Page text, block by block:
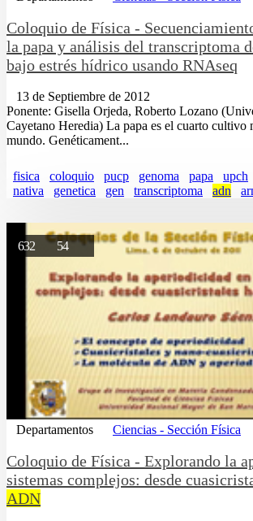
Coloquio de Física -
la papa y análisis del transcriptoma
bajo estrés hídrico usando RNAseq
13 de Septiembre de 2012
Ponente: Gisella Orjeda, Roberto Lozano
Cayetano Heredia) La papa es el cuarto cultivo
mundo. Genéticament...
fisica coloquio pucp genoma papa upch
nativa
genetica gen transcriptoma adn
632 54
Departamentos Ciencias - Sección Física
Coloquio de Física - Explorando la
sistemas complejos: desde
ADN